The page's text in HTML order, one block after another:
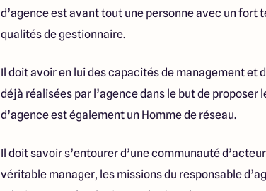
d’agence est avant tout une personne avec un
qualités de gestionnaire.
Il doit avoir en lui des capacités de management et
déjà réalisées par l’agence dans le but de
d’agence est également un Homme de réseau.
Il doit savoir s’entourer d’une communauté
véritable manager, les missions du responsable